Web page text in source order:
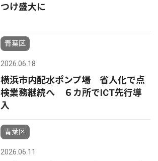
つけ盛大に
青葉区
2026.06.18
横浜市内配水ポンプ場 省人化で点
検業務継続へ ６カ所でICT先行導
入
青葉区
2026.06.11